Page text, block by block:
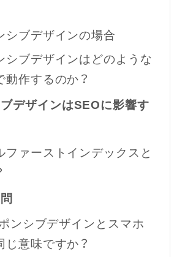
シブデザインの場合
シブデザインはどのような
動作するのか？
デザインはSEOに影響す
ファーストインデックスと
ンシブデザインとスマホ
じ意味ですか？